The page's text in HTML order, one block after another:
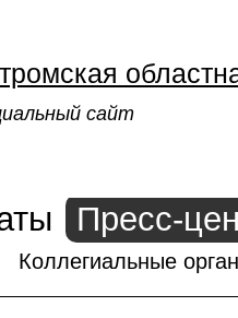
сайт
Пресс-
Коллегиальные